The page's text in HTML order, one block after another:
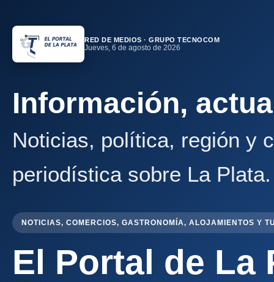
RED DE MEDIOS · GRUPO TECNOCOM
Jueves, 6 de agosto de 2026
Información,
Noticias, política, región y
periodística sobre La Plata.
NOTICIAS, COMERCIOS, GASTRONOMÍA, ALOJAMIENTOS Y
El Portal de La